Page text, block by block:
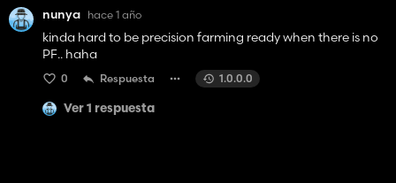
nunya hace 1 año
kinda hard to be precision farming ready when there is no
PF.. haha
0 Respuesta 1.0.0.0
Ver 1 respuesta